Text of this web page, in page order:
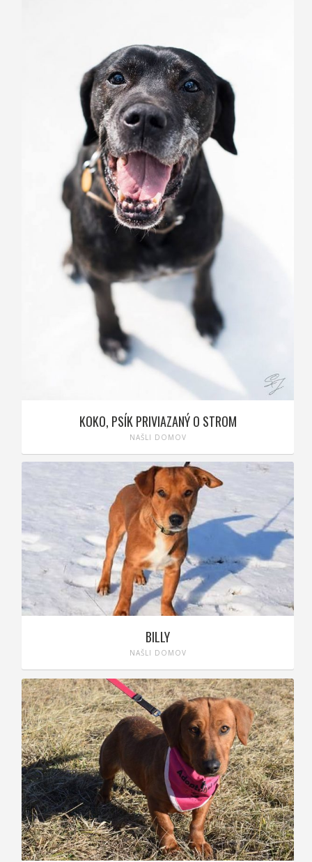
KOKO, PSÍK PRIVIAZANÝ O STROM
NAŠLI DOMOV
BILLY
NAŠLI DOMOV